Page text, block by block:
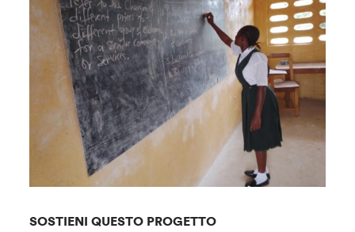
SOSTIENI QUESTO PROGETTO